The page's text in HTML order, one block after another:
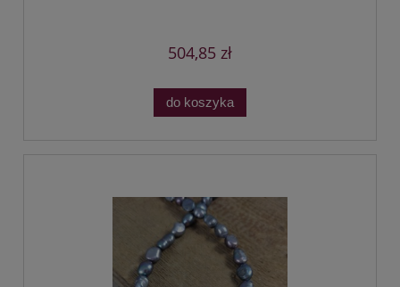
504,85 zł
do koszyka